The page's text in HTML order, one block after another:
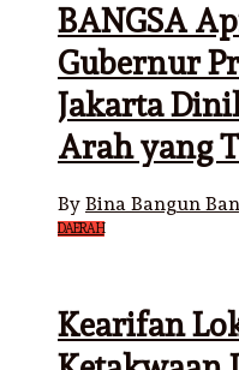
BANGSA
Gubernur
Jakarta
Arah yang
By Bina Bangun
DAERAH
Kearifan